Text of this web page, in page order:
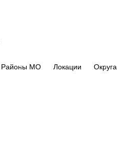
Районы МО Локации Округа